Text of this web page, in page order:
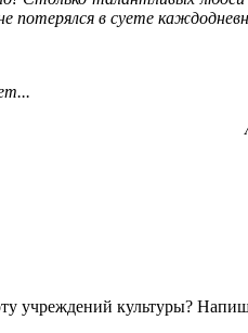
в суете
учреждений культуры?